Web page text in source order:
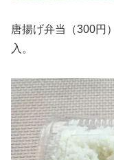
唐揚げ弁当（300円
入。